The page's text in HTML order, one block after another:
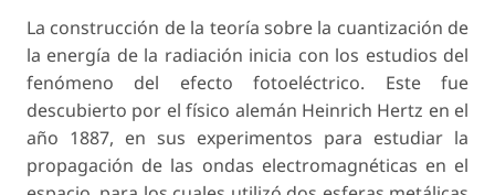
La construcción de la teoría sobre la cuantización de
la energía de la radiación inicia con los estudios del
fenómeno del efecto fotoeléctrico. Este fue
descubierto por el físico alemán Heinrich Hertz en el
año 1887, en sus experimentos para estudiar la
propagación de las ondas electromagnéticas en el